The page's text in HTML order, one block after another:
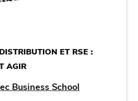
ET RSE :
AGIR
Business School